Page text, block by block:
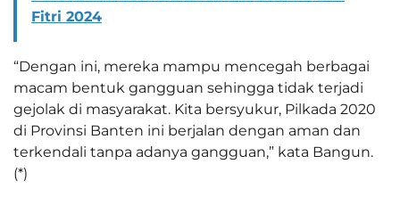
Fitri 2024
“Dengan ini, mereka mampu mencegah berbagai
macam bentuk gangguan sehingga tidak terjadi
gejolak di masyarakat. Kita bersyukur, Pilkada 2020
di Provinsi Banten ini berjalan dengan aman dan
terkendali tanpa adanya gangguan,” kata Bangun.
(*)